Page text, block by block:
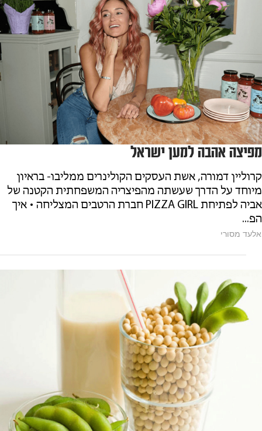
מפיצה אהבה למען ישראל
קרוליין דמורה, אשת העסקים הקולינרים ממליבו- בראיון
מיוחד על הדרך שעשתה מהפיצריה המשפחתית הקטנה של
אביה לפתיחת PIZZA GIRL חברת הרטבים המצליחה • איך
הפ...
אלעד מסורי